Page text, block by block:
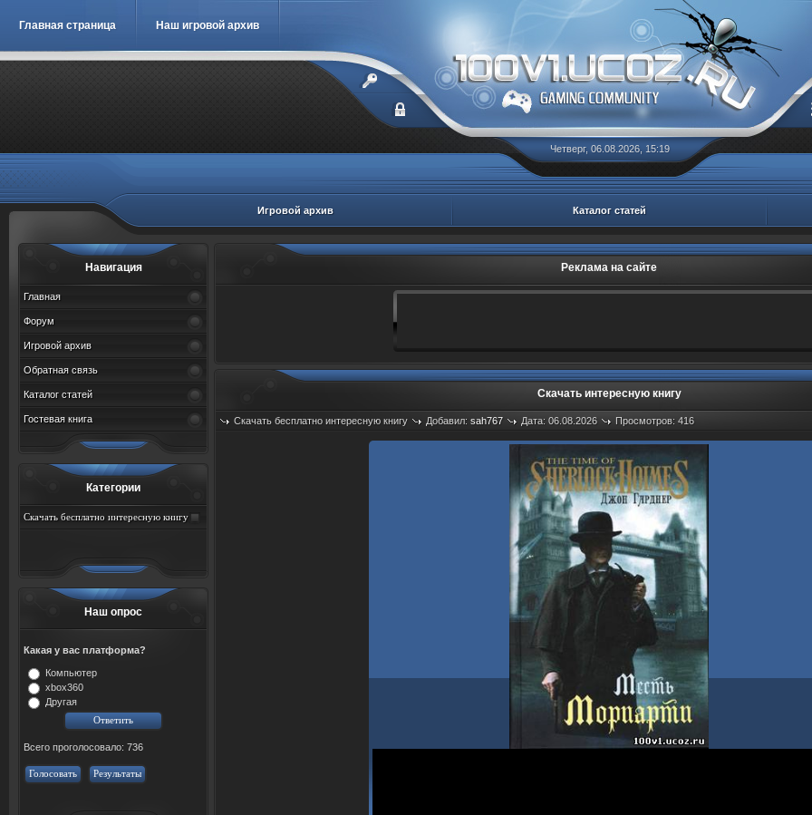
Главная страница Наш игровой архив
Четверг, 06.08.2026, 15:19
Игровой архив Каталог статей
Навигация
Главная
Форум
Игровой архив
Обратная связь
Каталог статей
Гостевая книга
Категории
Скачать бесплатно интересную книгу
Наш опрос
Какая у вас платформа?
Компьютер
xbox360
Другая
Всего проголосовало: 736
Голосовать Результаты
Реклама на сайте
Скачать интересную книгу
Скачать бесплатно интересную книгу Добавил: sah767 Дата: 06.08.2026 Просмотров: 416